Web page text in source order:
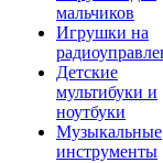
мальчиков
Игрушки на
Детские
мультибуки и
ноутбуки
Музыкальные
инструменты